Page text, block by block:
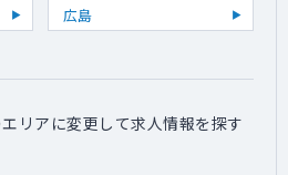
広島
リアに変更して求人情報を探す